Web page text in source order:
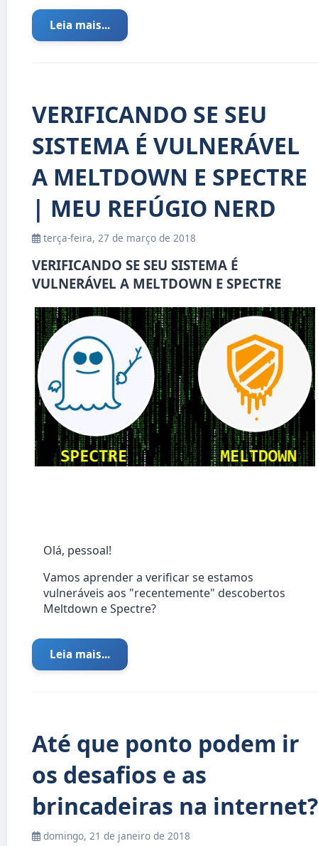
Leia mais...
VERIFICANDO SE SEU
SISTEMA É VULNERÁVEL
A MELTDOWN E SPECTRE
| MEU REFÚGIO NERD
terça-feira, 27 de março de 2018
VERIFICANDO SE SEU SISTEMA É
VULNERÁVEL A MELTDOWN E SPECTRE
Olá, pessoal!
Vamos aprender a verificar se estamos
vulneráveis aos "recentemente" descobertos
Meltdown e Spectre?
Leia mais...
Até que ponto podem ir
os desafios e as
brincadeiras na internet?
domingo, 21 de janeiro de 2018